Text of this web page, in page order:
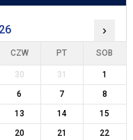
›
CZW PT SOB
30 31
1
6 7
8
13 14
15
20 21
22